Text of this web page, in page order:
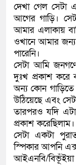
দেখা গেল সেটা
আগের গাড়ি।
আমার এলাকায়
ওখানে আমার জন্য
পারেনি।
সেটা আমি
দুঃখ প্রকাশ
অন্য কোন
উঠিয়েছে এবং
তারপরও যদি
প্রকাশ
সেটা একটা
স্পিকার আপনি
আইএনবি/বিভূঁইয়া